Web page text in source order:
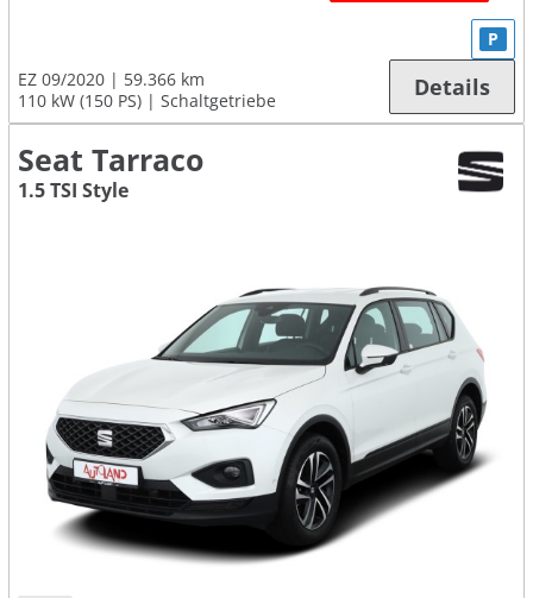
EZ 09/2020
59.366 km
110 kW (150 PS)
Schaltgetriebe
P
Details
Seat Tarraco
1.5 TSI Style